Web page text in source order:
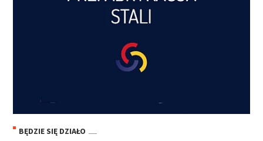
BĘDZIE SIĘ DZIAŁO